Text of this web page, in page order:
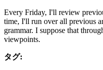
Every Friday, I'll review
time, I'll run over all previous
grammar. I suppose that
viewpoints.
タグ: